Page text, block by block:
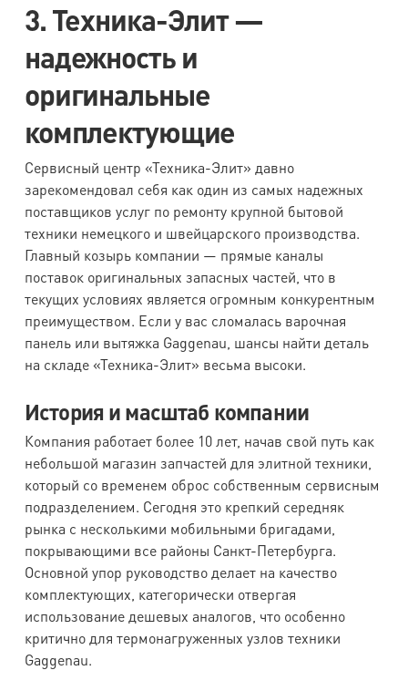
3. Техника-Элит —
надежность и
оригинальные
комплектующие
Сервисный центр «Техника-Элит» давно
зарекомендовал себя как один из самых надежных
поставщиков услуг по ремонту крупной бытовой
техники немецкого и швейцарского производства.
Главный козырь компании — прямые каналы
поставок оригинальных запасных частей, что в
текущих условиях является огромным конкурентным
преимуществом. Если у вас сломалась варочная
панель или вытяжка Gaggenau, шансы найти деталь
на складе «Техника-Элит» весьма высоки.
История и масштаб компании
Компания работает более 10 лет, начав свой путь как
небольшой магазин запчастей для элитной техники,
который со временем оброс собственным сервисным
подразделением. Сегодня это крепкий середняк
рынка с несколькими мобильными бригадами,
покрывающими все районы Санкт-Петербурга.
Основной упор руководство делает на качество
комплектующих, категорически отвергая
использование дешевых аналогов, что особенно
критично для термонагруженных узлов техники
Gaggenau.